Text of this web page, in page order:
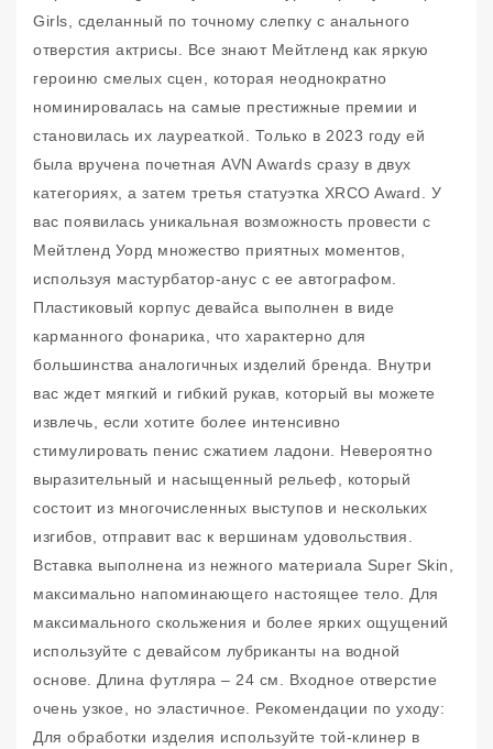
Girls, сделанный по точному слепку с анального
отверстия актрисы. Все знают Мейтленд как яркую
героиню смелых сцен, которая неоднократно
номинировалась на самые престижные премии и
становилась их лауреаткой. Только в 2023 году ей
была вручена почетная AVN Awards сразу в двух
категориях, а затем третья статуэтка XRCO Award. У
вас появилась уникальная возможность провести с
Мейтленд Уорд множество приятных моментов,
используя мастурбатор-анус с ее автографом.
Пластиковый корпус девайса выполнен в виде
карманного фонарика, что характерно для
большинства аналогичных изделий бренда. Внутри
вас ждет мягкий и гибкий рукав, который вы можете
извлечь, если хотите более интенсивно
стимулировать пенис сжатием ладони. Невероятно
выразительный и насыщенный рельеф, который
состоит из многочисленных выступов и нескольких
изгибов, отправит вас к вершинам удовольствия.
Вставка выполнена из нежного материала Super Skin,
максимально напоминающего настоящее тело. Для
максимального скольжения и более ярких ощущений
используйте с девайсом лубриканты на водной
основе. Длина футляра – 24 см. Входное отверстие
очень узкое, но эластичное. Рекомендации по уходу:
Для обработки изделия используйте той-клинер в